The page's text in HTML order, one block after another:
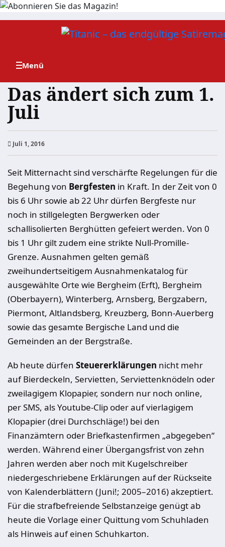
Zum
Das ändert sich zum 1.
Juli
Juli 1, 2016
Seit Mitternacht sind verschärfte Regelungen für die
Begehung von Bergfesten in Kraft. In der Zeit von 0
bis 6 Uhr sowie ab 22 Uhr dürfen Bergfeste nur
noch in stillgelegten Bergwerken oder
schallisolierten Berghütten gefeiert werden. Von 0
bis 1 Uhr gilt zudem eine strikte Null-Promille-
Grenze. Ausnahmen gelten gemäß
zweihundertseitigem Ausnahmenkatalog für
ausgewählte Orte wie Bergheim (Erft), Bergheim
(Oberbayern), Winterberg, Arnsberg, Bergzabern,
Piermont, Altlandsberg, Kreuzberg, Bonn-Auerberg
sowie das gesamte Bergische Land und die
Gemeinden an der Bergstraße.
Ab heute dürfen Steuererklärungen nicht mehr
auf Bierdeckeln, Servietten, Serviettenknödeln oder
zweilagigem Klopapier, sondern nur noch online,
per SMS, als Youtube-Clip oder auf vierlagigem
Klopapier (drei Durchschläge!) bei den
Finanzämtern oder Briefkastenfirmen „abgegeben“
werden. Während einer Übergangsfrist von zehn
Jahren werden aber noch mit Kugelschreiber
niedergeschriebene Erklärungen auf der Rückseite
von Kalenderblättern (Juni!; 2005–2016) akzeptiert.
Für die strafbefreiende Selbstanzeige genügt ab
heute die Vorlage einer Quittung vom Schuhladen
als Hinweis auf einen Schuhkarton.